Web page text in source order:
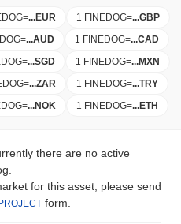
=...EUR 1 FINEDOG=...GBP
=...AUD 1 FINEDOG=...CAD
=...SGD 1 FINEDOG=...MXN
=...ZAR 1 FINEDOG=...TRY
=...NOK 1 FINEDOG=...ETH
there are no active
for this asset, please send
form.